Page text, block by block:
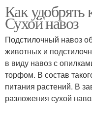
Гранулированный
навоз
Навоз в гранулах
Как удобрять
Сухой навоз
Подстилочный навоз
животных и
в виду навоз с
торфом. В состав
питания растений. В
разложения сухой